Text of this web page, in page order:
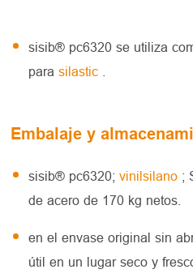
sisib® pc6320 se utiliza
parasilastic
Embalaje y
sisib® pc6320;vinilsilano ;
de acero de 170 kg netos.
en el envase original sin
útil en un lugar seco y